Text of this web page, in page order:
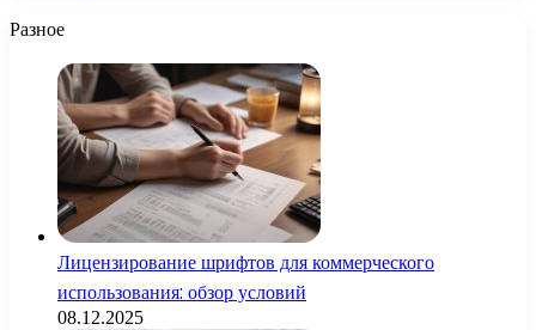
Разное
Лицензирование шрифтов для коммерческого
использования: обзор условий
08.12.2025